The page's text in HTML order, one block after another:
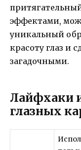
эффектами,
уникальный
красоту глаз и
загадочными.
Лайфхаки
глазных